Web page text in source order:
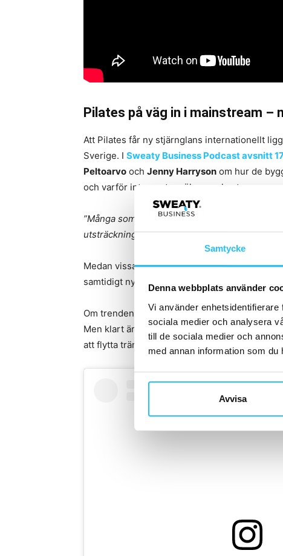
Samtycke
Denna webbplats använder
Vi använder
sociala medier och analysera
till de sociala medier och
med annan information som
Avvisa
Pilates på väg in i mainstream –
Att Pilates får ny stjärnglans internationellt
Sverige. I Sweaty Business Podcast avsnitt
Peltoarvo och Jenny Harryson om hur de
och varför intresset nu ökar markant.
”Många som hatar gym älskar pilates –
utsträckning upptäcker nyttan med den här
Medan vissa ser en utveckling motboutique-
samtidigt nya möjligheter i hemmet genom
Om trenden är på väg mot studion,
Men klart är att Pilates just nu rör sig
att flytta träningsformen rakt in i